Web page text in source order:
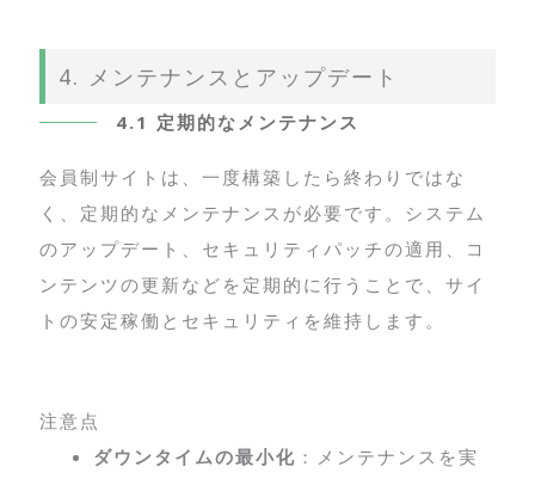
4. メンテナンスとアップデート
4.1 定期的なメンテナンス
会員制サイトは、一度構築したら終わりではな
く、定期的なメンテナンスが必要です。システム
のアップデート、セキュリティパッチの適用、コ
ンテンツの更新などを定期的に行うことで、サイ
トの安定稼働とセキュリティを維持します。
注意点
ダウンタイムの最小化 ：メンテナンスを実